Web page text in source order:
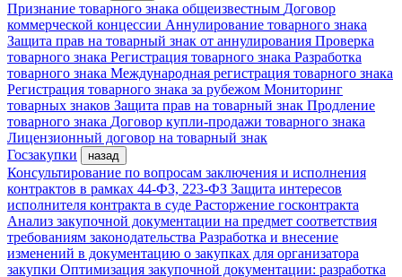
Признание товарного знака общеизвестным Договор
коммерческой концессии Аннулирование товарного знака
Защита прав на товарный знак от аннулирования Проверка
товарного знака Регистрация товарного знака Разработка
товарного знака Международная регистрация товарного знака
Регистрация товарного знака за рубежом Мониторинг
товарных знаков Защита прав на товарный знак Продление
товарного знака Договор купли-продажи товарного знака
Лицензионный договор на товарный знак
Госзакупки
назад
Консультирование по вопросам заключения и исполнения
контрактов в рамках 44-ФЗ, 223-ФЗ Защита интересов
исполнителя контракта в суде Расторжение госконтракта
Анализ закупочной документации на предмет соответствия
требованиям законодательства Разработка и внесение
изменений в документацию о закупках для организатора
закупки Оптимизация закупочной документации: разработка